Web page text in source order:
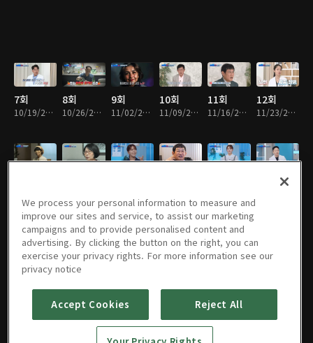
7회
10/19/2024 • 49분
8회
10/26/2024 • 48분
9회
11/02/2024 • 49분
10회
11/09/2024 • 49분
11회
11/16/2024 • 48분
12회
11/23/2024 • 49분
19회
01/11/2025 • 49분
20회 21회 22회 23회 24회
We process your personal information to measure and
improve our sites and service, to assist our marketing
campaigns and to provide personalised content and
advertising. By clicking the button on the right, you can
exercise your privacy rights. For more information see our
privacy notice
Accept Cookies Reject All